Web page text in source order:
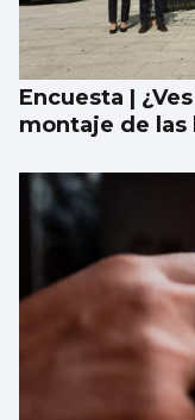
Encuesta |
montaje de las